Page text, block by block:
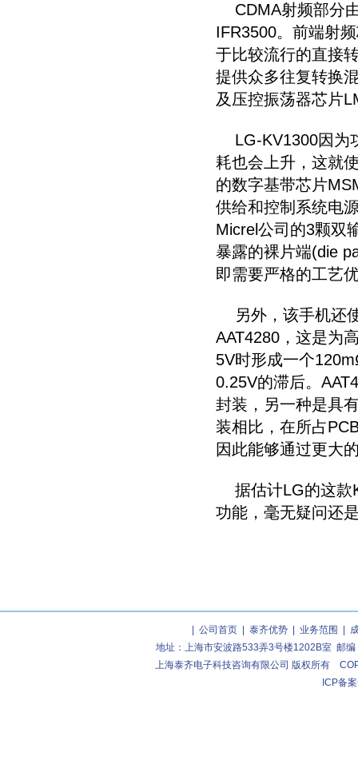
CDMA射频部分
IFR3500。前端射
于比较流行的直接
提供众多往复转换
及压控振荡器芯片
LG-KV1300因为
耗也会上升，这就
的数字基带芯片
供给和控制系统电
Micrel公司的3颗双
暴露的裸片端(die
即需要严格的工艺
另外，该手机还
AAT4280，这是为
5V时形成一个
0.25V的滞后。
封装，另一种是具
装相比，在所占
因此能够通过更大
据估计LG的这款
功能，毫无疑问还
|公司首页 |泰齐优势 |业务范围
地址：上海市安波路533弄3号楼1202B室 邮
上海泰齐电子科技咨询有限公司 版权所有
ICP备